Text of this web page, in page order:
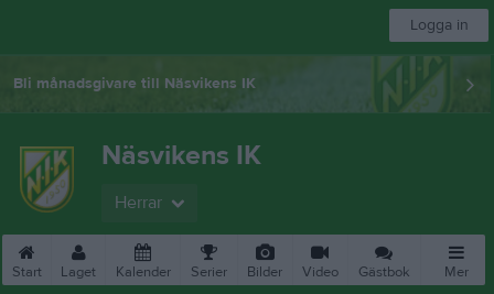
Logga in
Bli månadsgivare till Näsvikens IK
Näsvikens IK
Herrar
Start Laget Kalender Serier Bilder Video Gästbok Mer